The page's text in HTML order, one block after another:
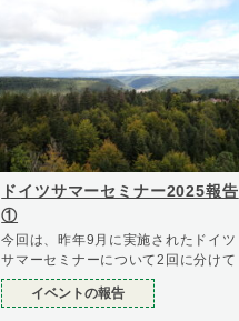
ドイツサマーセミナー2025報告
①
今回は、昨年9月に実施されたドイツ
サマーセミナーについて2回に分けて
イベントの報告